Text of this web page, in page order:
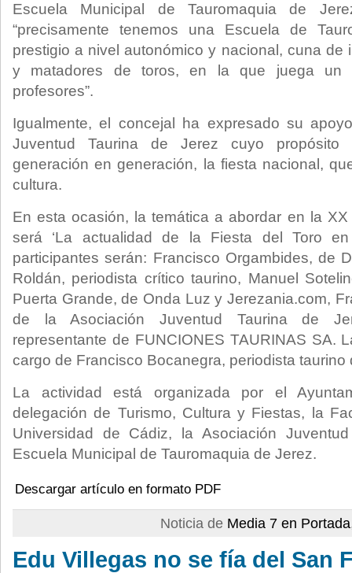
Escuela Municipal de Tauromaquia de
“precisamente tenemos una Escuela de
prestigio a nivel autonómico y nacional, cuna de
y matadores de toros, en la que juega un
profesores”.
Igualmente, el concejal ha expresado su
Juventud Taurina de Jerez cuyo
generación en generación, la fiesta nacional,
cultura.
En esta ocasión, la temática a abordar en la
será ‘La actualidad de la Fiesta del Toro
participantes serán: Francisco Orgambides, de
Roldán, periodista crítico taurino, Manuel
Puerta Grande, de Onda Luz y Jerezania.com,
de la Asociación Juventud Taurina de
representante de FUNCIONES TAURINAS SA.
cargo de Francisco Bocanegra, periodista taurino
La actividad está organizada por el
delegación de Turismo, Cultura y Fiestas, la
Universidad de Cádiz, la Asociación
Escuela Municipal de Tauromaquia de Jerez.
Descargar artículo en formato PDF
Noticia de Media 7 en Portada
Edu Villegas no se fía del San